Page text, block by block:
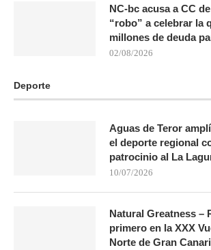
NC-bc acusa a CC
“robo” a celebrar la
millones de deuda
02/08/2026
Deporte
Aguas de Teror
el deporte regional
patrocinio al La
10/07/2026
Natural Greatness –
primero en la XXX
Norte de Gran